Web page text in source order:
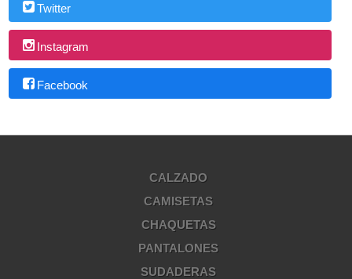
Twitter
Instagram
Facebook
CALZADO
CAMISETAS
CHAQUETAS
PANTALONES
SUDADERAS